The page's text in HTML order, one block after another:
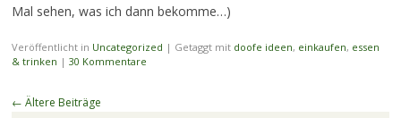
Mal sehen, was ich dann bekomme…)
Veröffentlicht in Uncategorized | Getaggt mit doofe ideen, einkaufen, essen
& trinken | 30 Kommentare
Beitragsnavigation
← Ältere Beiträge